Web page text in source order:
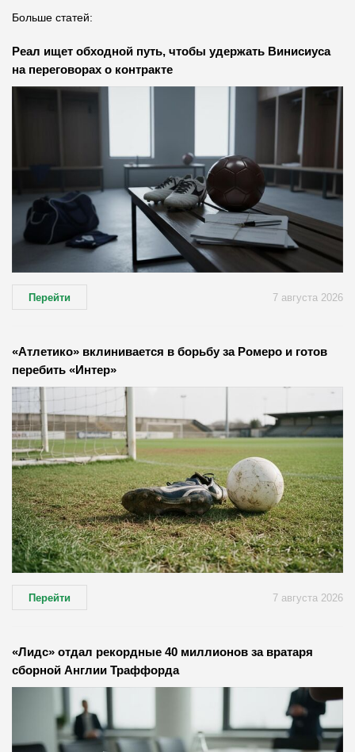
Больше статей:
Реал ищет обходной путь, чтобы удержать Винисиуса
на переговорах о контракте
Перейти 7 августа 2026
«Атлетико» вклинивается в борьбу за Ромеро и готов
перебить «Интер»
Перейти 7 августа 2026
«Лидс» отдал рекордные 40 миллионов за вратаря
сборной Англии Траффорда